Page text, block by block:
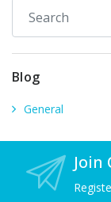
Blog
General